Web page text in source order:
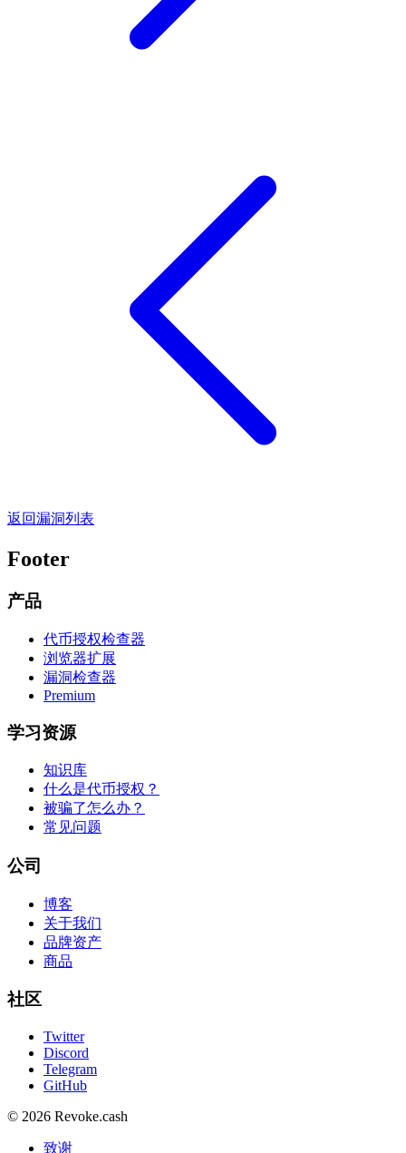
返回漏洞列表
Footer
产品
代币授权检查器
浏览器扩展
漏洞检查器
Premium
学习资源
知识库
什么是代币授权？
被骗了怎么办？
常见问题
公司
博客
关于我们
品牌资产
商品
社区
Twitter
Discord
Telegram
GitHub
© 2026 Revoke.cash
致谢